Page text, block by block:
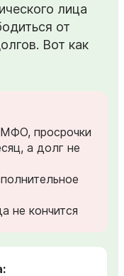
лица
от
Вот как
просрочки
а долг не
не кончится